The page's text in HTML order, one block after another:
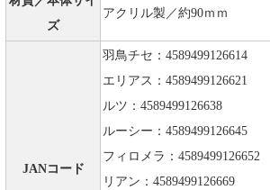
ズ
アクリル製／約90ｍｍ
JANコード
羽鳥チセ：4589499126614
エリアス：4589499126621
ルツ：4589499126638
ルーシー：4589499126645
フィロメラ：4589499126652
リアン：4589499126669